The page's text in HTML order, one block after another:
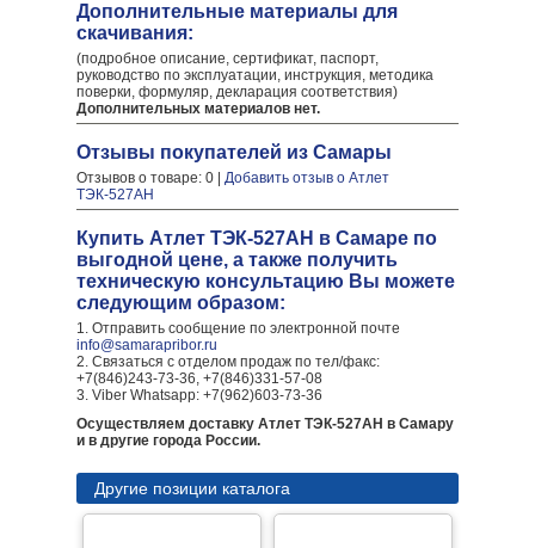
Дополнительные материалы для
скачивания:
(подробное описание, сертификат, паспорт,
руководство по эксплуатации, инструкция, методика
поверки, формуляр, декларация соответствия)
Дополнительных материалов нет.
Отзывы покупателей из Самары
Отзывов о товаре: 0 | Добавить отзыв о Атлет
ТЭК-527АН
Купить Атлет ТЭК-527АН в Самаре по
выгодной цене, а также получить
техническую консультацию Вы можете
следующим образом:
1. Отправить сообщение по электронной почте
info@samarapribor.ru
2. Связаться с отделом продаж по тел/факс:
+7(846)243-73-36, +7(846)331-57-08
3. Viber Whatsapp: +7(962)603-73-36
Осуществляем доставку Атлет ТЭК-527АН в Самару
и в другие города России.
Другие позиции каталога